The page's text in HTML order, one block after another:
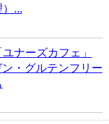
...
ナーズカフェ」
・グルテンフリー